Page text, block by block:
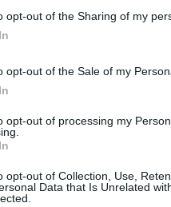
opt-out of the Sharing of my
opt-out of the Sale of my
opt-out of processing my
opt-out of Collection, Use,
Data that Is Unrelated
media en
franquicia del Girona y
En algún momento de la
del traspaso de Oriol Romeu
Torre es una de las
tener en el equipo